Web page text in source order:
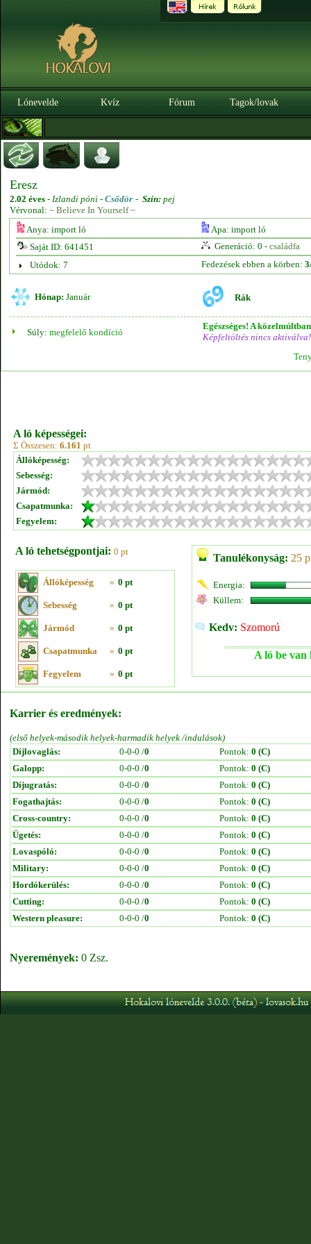
Lónevelde Kvíz Fórum Tagok/lovak
Eresz
2.02 éves - Izlandi póni - Csődör - Szín: pej
Vérvonal: ~ Believe In Yourself ~
Anya: import ló
Apa: import ló
Saját ID: 641451
Generáció: 0 - családfa
Utódok: 7
Fedezések ebben a körben:
Hónap: Január Rák
Súly: megfelelő kondíció
Egészséges! A
Képfeltöltés nincs aktiválva!
A ló képességei:
Σ Összesen: 6.161 pt
Állóképesség:
Sebesség:
Jármód:
Csapatmunka:
Fegyelem:
A ló tehetségpontjai: 0 pt
Állóképesség » 0 pt
Sebesség » 0 pt
Jármód » 0 pt
Csapatmunka » 0 pt
Fegyelem » 0 pt
Tanulékonyság: 25
Energia:
Küllem:
Kedv: Szomorú
A ló be van
Karrier és eredmények:
(első helyek-második helyek-harmadik helyek /indulások)
Díjlovaglás:
0-0-0 /0 Pontok: 0 (C)
Galopp:
0-0-0 /0 Pontok: 0 (C)
Díjugratás:
0-0-0 /0 Pontok: 0 (C)
Fogathajtás:
0-0-0 /0 Pontok: 0 (C)
Cross-country:
0-0-0 /0 Pontok: 0 (C)
Ügetés:
0-0-0 /0 Pontok: 0 (C)
Lovaspóló:
0-0-0 /0 Pontok: 0 (C)
Military:
0-0-0 /0 Pontok: 0 (C)
Hordókerülés:
0-0-0 /0 Pontok: 0 (C)
Cutting:
0-0-0 /0 Pontok: 0 (C)
Western pleasure:
0-0-0 /0 Pontok: 0 (C)
Nyeremények: 0 Zsz.